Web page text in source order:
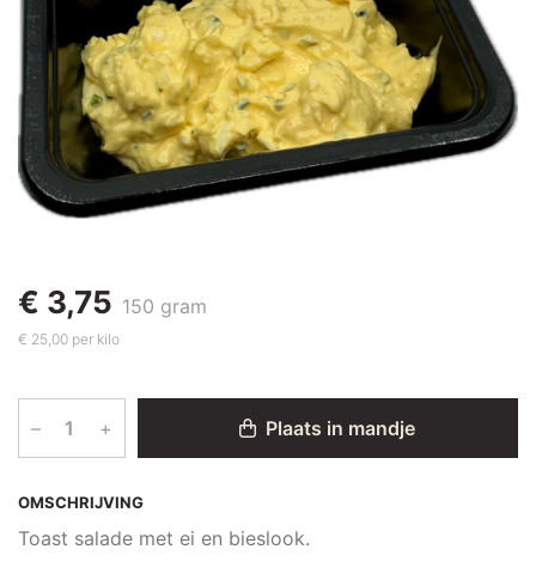
OMSCHRIJVING
Toast salade met ei en bieslook.
€ 3,75 150 gram
€ 25,00 per kilo
– + Plaats in mandje